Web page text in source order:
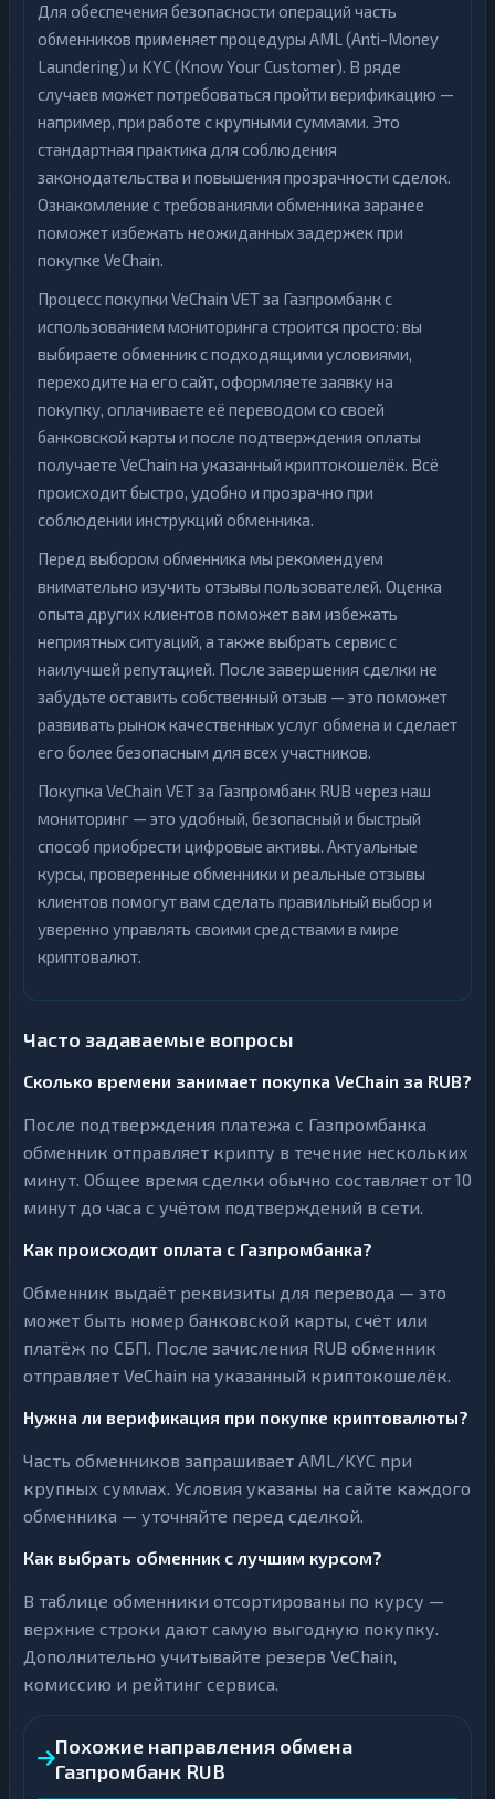
Для обеспечения безопасности операций часть
обменников применяет процедуры AML (Anti-Money
Laundering) и KYC (Know Your Customer). В ряде
случаев может потребоваться пройти верификацию —
например, при работе с крупными суммами. Это
стандартная практика для соблюдения
законодательства и повышения прозрачности сделок.
Ознакомление с требованиями обменника заранее
поможет избежать неожиданных задержек при
покупке VeChain.
Процесс покупки VeChain VET за Газпромбанк с
использованием мониторинга строится просто: вы
выбираете обменник с подходящими условиями,
переходите на его сайт, оформляете заявку на
покупку, оплачиваете её переводом со своей
банковской карты и после подтверждения оплаты
получаете VeChain на указанный криптокошелёк. Всё
происходит быстро, удобно и прозрачно при
соблюдении инструкций обменника.
Перед выбором обменника мы рекомендуем
внимательно изучить отзывы пользователей. Оценка
опыта других клиентов поможет вам избежать
неприятных ситуаций, а также выбрать сервис с
наилучшей репутацией. После завершения сделки не
забудьте оставить собственный отзыв — это поможет
развивать рынок качественных услуг обмена и сделает
его более безопасным для всех участников.
Покупка VeChain VET за Газпромбанк RUB через наш
мониторинг — это удобный, безопасный и быстрый
способ приобрести цифровые активы. Актуальные
курсы, проверенные обменники и реальные отзывы
клиентов помогут вам сделать правильный выбор и
уверенно управлять своими средствами в мире
криптовалют.
Часто задаваемые вопросы
Сколько времени занимает покупка VeChain за RUB?
После подтверждения платежа с Газпромбанка
обменник отправляет крипту в течение нескольких
минут. Общее время сделки обычно составляет от 10
минут до часа с учётом подтверждений в сети.
Как происходит оплата с Газпромбанка?
Обменник выдаёт реквизиты для перевода — это
может быть номер банковской карты, счёт или
платёж по СБП. После зачисления RUB обменник
отправляет VeChain на указанный криптокошелёк.
Нужна ли верификация при покупке криптовалюты?
Часть обменников запрашивает AML/KYC при
крупных суммах. Условия указаны на сайте каждого
обменника — уточняйте перед сделкой.
Как выбрать обменник с лучшим курсом?
В таблице обменники отсортированы по курсу —
верхние строки дают самую выгодную покупку.
Дополнительно учитывайте резерв VeChain,
комиссию и рейтинг сервиса.
Похожие направления обмена
Газпромбанк RUB